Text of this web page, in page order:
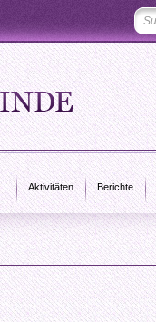
Aktivitäten Berichte